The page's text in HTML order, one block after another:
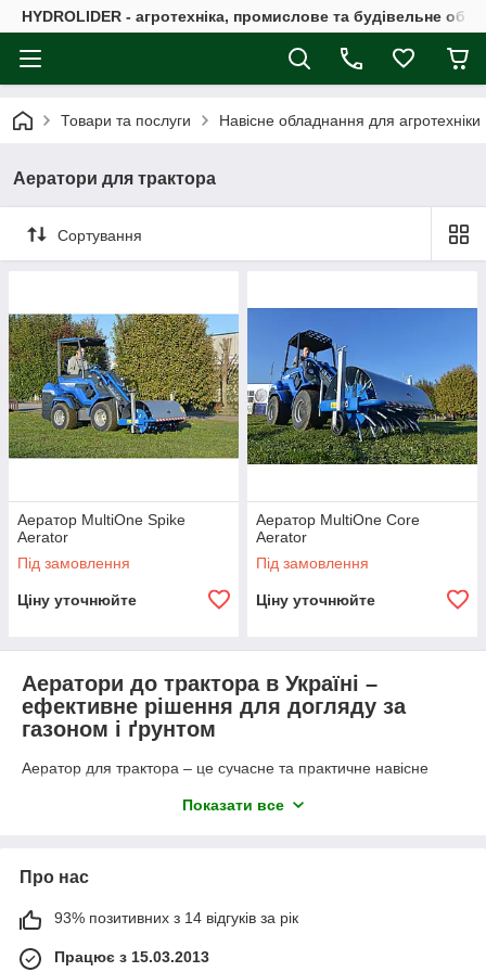
HYDROLIDER - агротехніка, промислове та будівельне
Товари та послуги Навісне обладнання для агротехніки
Аератори для трактора
Сортування
Аератор MultiOne Spike
Aerator
Під замовлення
Ціну уточнюйте
Аератор MultiOne Core
Aerator
Під замовлення
Ціну уточнюйте
Аератори до трактора в Україні –
ефективне рішення для догляду за
газоном і ґрунтом
Аератор для трактора – це сучасне та практичне навісне
садами та сільськогосподарськими угіддями. За його
витрати на подальший догляд. Такий інструмент особливо
популярний серед фермерів, комунальних служб,
ландшафтних компаній та власників великих ділянок, де
ручна обробка неможлива або невигідна за часом і
витратами.
Показати все
Про нас
93% позитивних з 14 відгуків за рік
Працює з 15.03.2013